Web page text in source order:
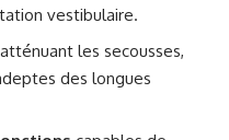
vestibulaire.
atténuant les secousses,
des longues